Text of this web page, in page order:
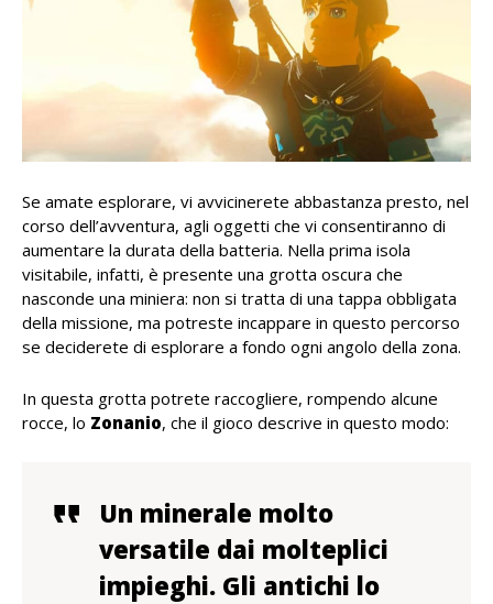
Se amate esplorare, vi avvicinerete abbastanza presto, nel
corso dell’avventura, agli oggetti che vi consentiranno di
aumentare la durata della batteria. Nella prima isola
visitabile, infatti, è presente una grotta oscura che
nasconde una miniera: non si tratta di una tappa obbligata
della missione, ma potreste incappare in questo percorso
se deciderete di esplorare a fondo ogni angolo della zona.
In questa grotta potrete raccogliere, rompendo alcune
rocce, lo Zonanio, che il gioco descrive in questo modo:
Un minerale molto
versatile dai molteplici
impieghi. Gli antichi lo